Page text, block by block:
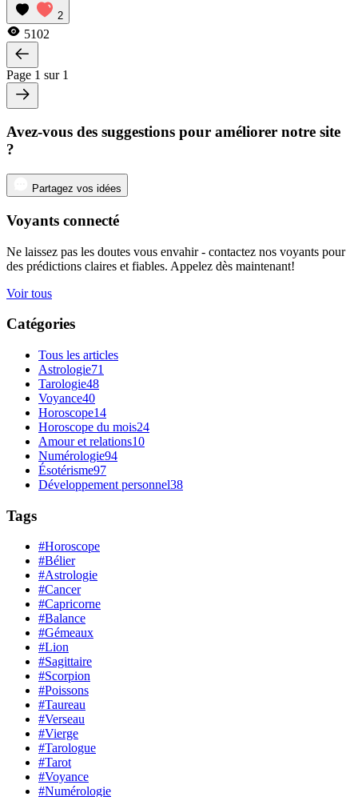
2
5102
Page 1 sur 1
Avez-vous des suggestions pour améliorer notre site
?
Partagez vos idées
Voyants connecté
Ne laissez pas les doutes vous envahir - contactez nos voyants pour
des prédictions claires et fiables. Appelez dès maintenant!
Voir tous
Catégories
Tous les articles
Astrologie71
Tarologie48
Voyance40
Horoscope14
Horoscope du mois24
Amour et relations10
Numérologie94
Ésotérisme97
Développement personnel38
Tags
#Horoscope
#Bélier
#Astrologie
#Cancer
#Capricorne
#Balance
#Gémeaux
#Lion
#Sagittaire
#Scorpion
#Poissons
#Taureau
#Verseau
#Vierge
#Tarologue
#Tarot
#Voyance
#Numérologie